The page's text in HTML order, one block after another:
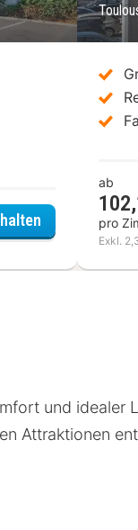
ab
pro
Exkl.
und idealer
Attraktionen